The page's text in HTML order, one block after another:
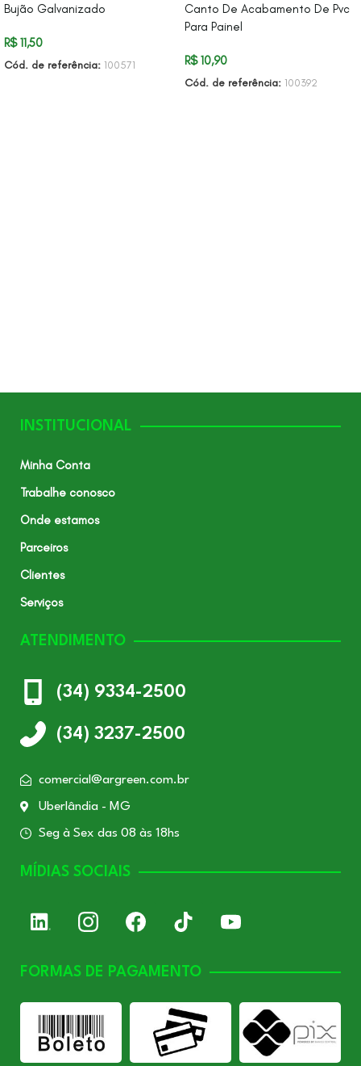
Bujão Galvanizado
R$11,50
Cód. de referência: 100571
Canto De Acabamento De Pvc
Para Painel
R$10,90
Cód. de referência: 100392
INSTITUCIONAL
Minha Conta
Trabalhe conosco
Onde estamos
Parceiros
Clientes
Serviços
ATENDIMENTO
(34) 9334-2500
(34) 3237-2500
comercial@argreen.com.br
Uberlândia - MG
Seg à Sex das 08 às 18hs
MÍDIAS SOCIAIS
FORMAS DE PAGAMENTO